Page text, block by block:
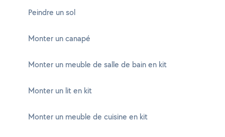
Peindre un sol
Monter un canapé
Monter un meuble de salle de bain en kit
Monter un lit en kit
Monter un meuble de cuisine en kit